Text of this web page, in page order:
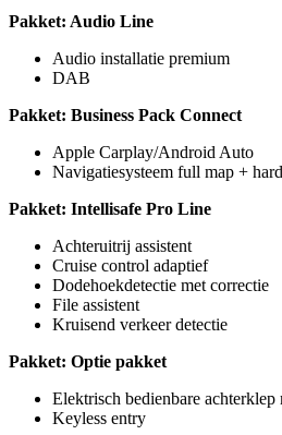
Pakket: Audio Line
Audio installatie premium
DAB
Pakket: Business Pack Connect
Apple Carplay/Android Auto
Navigatiesysteem full map +
Pakket: Intellisafe Pro Line
Achteruitrij assistent
Cruise control adaptief
Dodehoekdetectie met correctie
File assistent
Kruisend verkeer detectie
Pakket: Optie pakket
Elektrisch bedienbare achterklep
Keyless entry